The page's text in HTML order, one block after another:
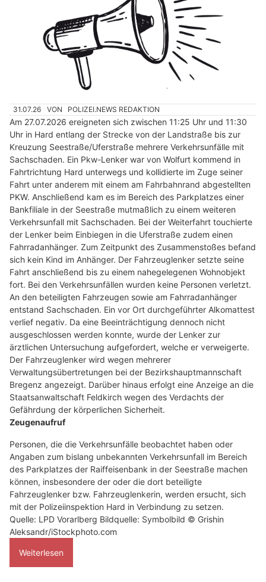
31.07.26 VON POLIZEI.NEWS REDAKTION
Am 27.07.2026 ereigneten sich zwischen 11:25 Uhr und 11:30
Uhr in Hard entlang der Strecke von der Landstraße bis zur
Kreuzung Seestraße/Uferstraße mehrere Verkehrsunfälle mit
Sachschaden. Ein Pkw-Lenker war von Wolfurt kommend in
Fahrtrichtung Hard unterwegs und kollidierte im Zuge seiner
Fahrt unter anderem mit einem am Fahrbahnrand abgestellten
PKW. Anschließend kam es im Bereich des Parkplatzes einer
Bankfiliale in der Seestraße mutmaßlich zu einem weiteren
Verkehrsunfall mit Sachschaden. Bei der Weiterfahrt touchierte
der Lenker beim Einbiegen in die Uferstraße zudem einen
Fahrradanhänger. Zum Zeitpunkt des Zusammenstoßes befand
sich kein Kind im Anhänger. Der Fahrzeuglenker setzte seine
Fahrt anschließend bis zu einem nahegelegenen Wohnobjekt
fort. Bei den Verkehrsunfällen wurden keine Personen verletzt.
An den beteiligten Fahrzeugen sowie am Fahrradanhänger
entstand Sachschaden. Ein vor Ort durchgeführter Alkomattest
verlief negativ. Da eine Beeinträchtigung dennoch nicht
ausgeschlossen werden konnte, wurde der Lenker zur
ärztlichen Untersuchung aufgefordert, welche er verweigerte.
Der Fahrzeuglenker wird wegen mehrerer
Verwaltungsübertretungen bei der Bezirkshauptmannschaft
Bregenz angezeigt. Darüber hinaus erfolgt eine Anzeige an die
Staatsanwaltschaft Feldkirch wegen des Verdachts der
Gefährdung der körperlichen Sicherheit.
Zeugenaufruf
Personen, die die Verkehrsunfälle beobachtet haben oder
Angaben zum bislang unbekannten Verkehrsunfall im Bereich
des Parkplatzes der Raiffeisenbank in der Seestraße machen
können, insbesondere der oder die dort beteiligte
Fahrzeuglenker bzw. Fahrzeuglenkerin, werden ersucht, sich
mit der Polizeiinspektion Hard in Verbindung zu setzen.
Quelle: LPD Vorarlberg Bildquelle: Symbolbild © Grishin
Aleksandr/iStockphoto.com
Weiterlesen